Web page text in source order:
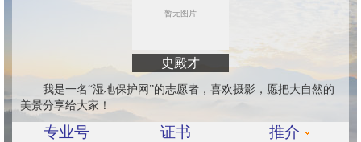
史殿才
我是一名“湿地保护网”的志愿者，喜欢摄影，愿把大自然的
美景分享给大家！
专业号 证书 推介